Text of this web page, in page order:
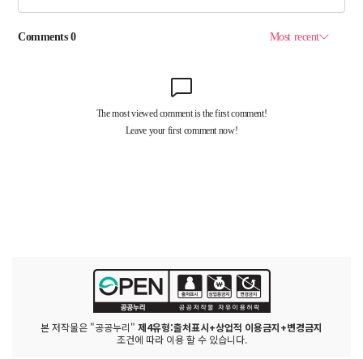
본 저작물은 "공공누리" 제4유형:출처표시+상업적 이용금지+변경금지
조건에 따라 이용 할 수 있습니다.